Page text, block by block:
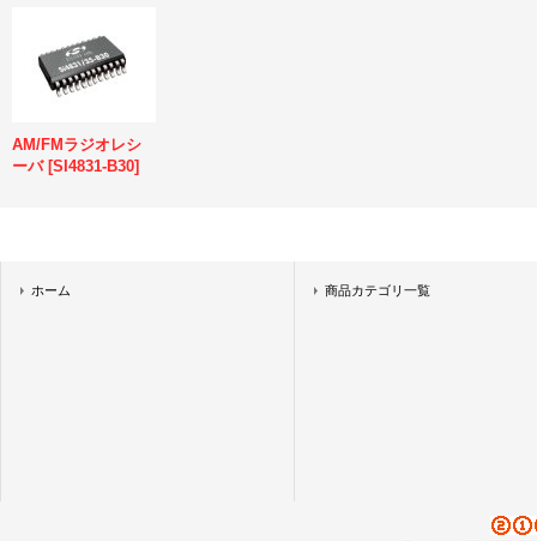
AM/FMラジオレシ
ーバ [SI4831-B30]
ホーム 商品カテゴリ一覧